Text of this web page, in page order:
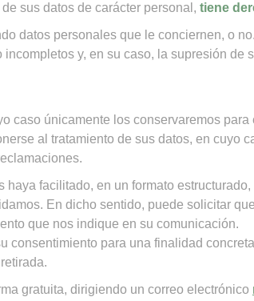
sus datos de carácter personal, tiene
datos personales que le conciernen, o no.
y, en su caso, la supresión de
caso únicamente los conservaremos
al tratamiento de sus datos, en cuyo
facilitado, en un formato
En dicho sentido, puede solicitar
que nos indique en su comunicación.
consentimiento para una finalidad
gratuita, dirigiendo un correo electrónico